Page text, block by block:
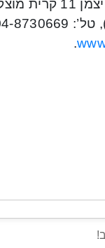
ובינוי בע”מ, רח’
אתר:
.